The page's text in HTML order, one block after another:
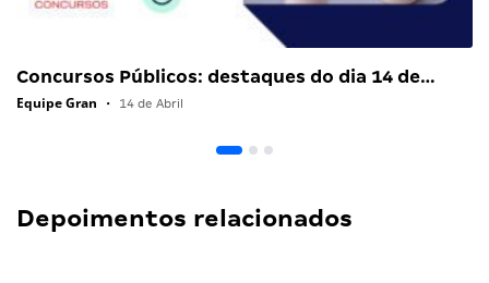
Concursos Públicos: destaques do dia 14 de…
Equipe Gran • 14 de Abril
Depoimentos relacionados